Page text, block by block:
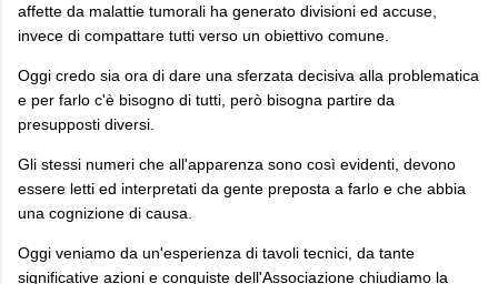
affette da malattie tumorali ha generato divisioni ed accuse,
invece di compattare tutti verso un obiettivo comune.
Oggi credo sia ora di dare una sferzata decisiva alla problematica
e per farlo c'è bisogno di tutti, però bisogna partire da
presupposti diversi.
Gli stessi numeri che all'apparenza sono così evidenti, devono
essere letti ed interpretati da gente preposta a farlo e che abbia
una cognizione di causa.
Oggi veniamo da un'esperienza di tavoli tecnici, da tante
significative azioni e conquiste dell'Associazione chiudiamo la